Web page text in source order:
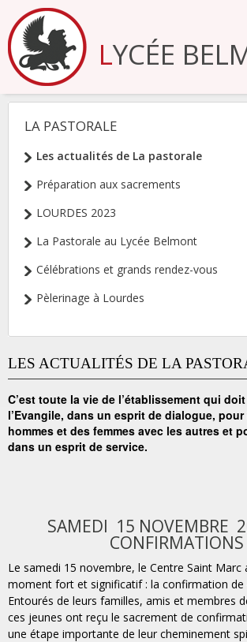
Aller
au
contenu.
|
Aller
LYCÉE
NAVIGATION
LA PASTORALE
Les actualités de La pastorale
Préparation aux sacrements
LOURDES 2023
La Pastorale au Lycée Belmont
Célébrations et grands rendez-vous
Pèlerinage à Lourdes
LES ACTUALITÉS DE LA
C’est toute la vie de l’établissement qui
l’Evangile, dans un esprit de dialogue,
hommes et des femmes avec les autres et
dans un esprit de service.
SAMEDI 15 NOVEMBRE
CONFIRMATIONS
Le samedi 15 novembre, le Centre Saint Marc
moment fort et significatif : la confirmation de
Entourés de leurs familles, amis et membres
ces jeunes ont reçu le sacrement de
une étape importante de leur cheminement